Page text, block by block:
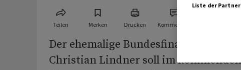
Teilen Merken Drucken Kommentare
Der ehemalige Bundesfinanzminister
Christian Lindner soll im
Liste der